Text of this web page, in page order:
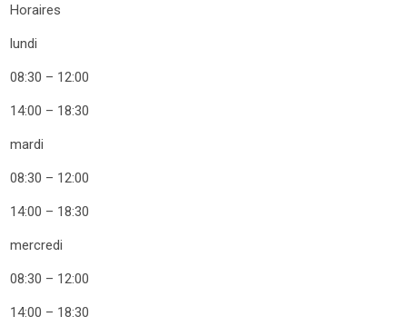
Horaires
lundi
08:30 – 12:00
14:00 – 18:30
mardi
08:30 – 12:00
14:00 – 18:30
mercredi
08:30 – 12:00
14:00 – 18:30